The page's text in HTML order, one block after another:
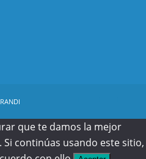
que te damos la mejor
continúas usando este sitio,